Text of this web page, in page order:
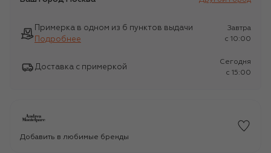
Примерка в одном из 6 пунктов выдачи
Подробнее
Завтра
c 10:00
Доставка с примеркой
Сегодня
c 15:00
Добавить в любимые бренды